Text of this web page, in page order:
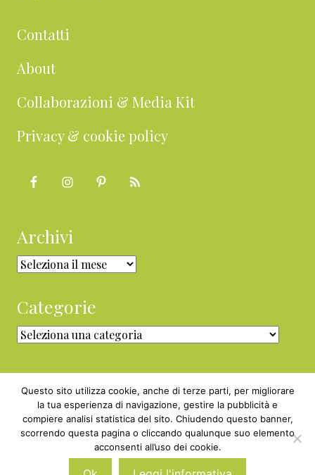
Contatti
About
Collaborazioni & Media Kit
Privacy & cookie policy
Archivi
Archivi
Categorie
Categorie
Copyright © 2010 - 2026 BabyGreen™ ·
P.IVA 05829800969 · Webmaster
Nexnova.net
Questo sito utilizza cookie, anche di terze parti, per migliorare
la tua esperienza di navigazione, gestire la pubblicità e
compiere analisi statistica del sito. Chiudendo questo banner,
scorrendo questa pagina o cliccando qualunque suo elemento
acconsenti all’uso dei cookie.